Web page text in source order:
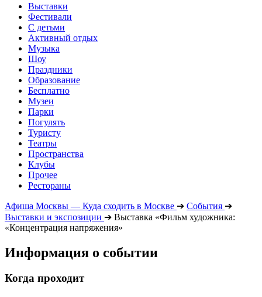
Выставки
Фестивали
С детьми
Активный отдых
Музыка
Шоу
Праздники
Образование
Бесплатно
Музеи
Парки
Погулять
Туристу
Театры
Пространства
Клубы
Прочее
Рестораны
Афиша Москвы — Куда сходить в Москве ➔ События ➔
Выставки и экспозиции ➔ Выставка «Фильм художника:
«Концентрация напряжения»
Информация о событии
Когда проходит